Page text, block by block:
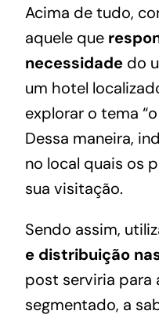
Acima de tudo,
aquele que
necessidadedo
um hotel
explorar o tema
Dessa maneira,
no local quais os
sua visitação.
Sendo assim,
e distribuição
post serviria para
segmentado, a